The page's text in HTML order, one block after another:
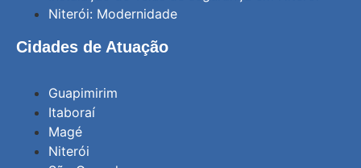
Niterói: Modernidade
Cidades de Atuação
Guapimirim
Itaboraí
Magé
Niterói